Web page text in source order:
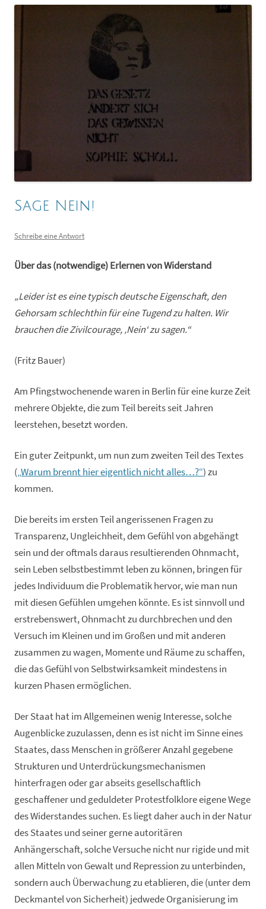
Sage Nein!
Schreibe eine Antwort
Über das (notwendige) Erlernen von Widerstand
„Leider ist es eine typisch deutsche Eigenschaft, den
Gehorsam schlechthin für eine Tugend zu halten. Wir
brauchen die Zivilcourage, ‚Nein‘ zu sagen.“
(Fritz Bauer)
Am Pfingstwochenende waren in Berlin für eine kurze Zeit
mehrere Objekte, die zum Teil bereits seit Jahren
leerstehen, besetzt worden.
Ein guter Zeitpunkt, um nun zum zweiten Teil des Textes
(„Warum brennt hier eigentlich nicht alles…?“) zu
kommen.
Die bereits im ersten Teil angerissenen Fragen zu
Transparenz, Ungleichheit, dem Gefühl von abgehängt
sein und der oftmals daraus resultierenden Ohnmacht,
sein Leben selbstbestimmt leben zu können, bringen für
jedes Individuum die Problematik hervor, wie man nun
mit diesen Gefühlen umgehen könnte. Es ist sinnvoll und
erstrebenswert, Ohnmacht zu durchbrechen und den
Versuch im Kleinen und im Großen und mit anderen
zusammen zu wagen, Momente und Räume zu schaffen,
die das Gefühl von Selbstwirksamkeit mindestens in
kurzen Phasen ermöglichen.
Der Staat hat im Allgemeinen wenig Interesse, solche
Augenblicke zuzulassen, denn es ist nicht im Sinne eines
Staates, dass Menschen in größerer Anzahl gegebene
Strukturen und Unterdrückungsmechanismen
hinterfragen oder gar abseits gesellschaftlich
geschaffener und geduldeter Protestfolklore eigene Wege
des Widerstandes suchen. Es liegt daher auch in der Natur
des Staates und seiner gerne autoritären
Anhängerschaft, solche Versuche nicht nur rigide und mit
allen Mitteln von Gewalt und Repression zu unterbinden,
sondern auch Überwachung zu etablieren, die (unter dem
Deckmantel von Sicherheit) jedwede Organisierung im